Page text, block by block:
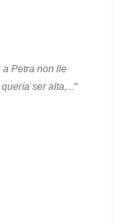
a Petra non lle
ser alta,..."